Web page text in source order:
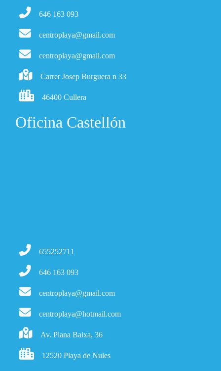
646 163 093
centroplaya@gmail.com
centroplaya@gmail.com
Carrer Josep Burguera n 33
46400 Cullera
Oficina Castellón
655252711
646 163 093
centroplaya@gmail.com
centroplaya@hotmail.com
Av. Plana Baixa, 36
12520 Playa de Nules